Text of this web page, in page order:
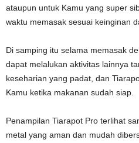
ataupun untuk Kamu yang super
waktu memasak sesuai keinginan
Di samping itu selama memasak
dapat melalukan aktivitas lainnya
keseharian yang padat, dan
Kamu ketika makanan sudah siap.
Penampilan Tiarapot Pro terlihat
metal yang aman dan mudah